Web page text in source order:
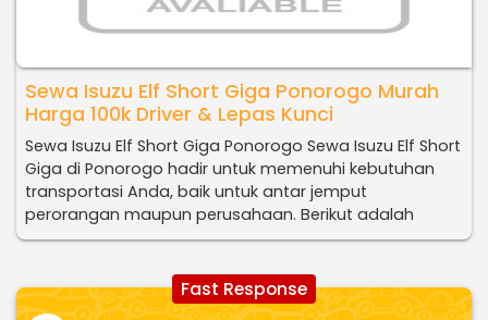
Sewa Isuzu Elf Short Giga Ponorogo Murah
Harga 100k Driver & Lepas Kunci
Sewa Isuzu Elf Short Giga Ponorogo Sewa Isuzu Elf Short
Giga di Ponorogo hadir untuk memenuhi kebutuhan
transportasi Anda, baik untuk antar jemput
perorangan maupun perusahaan. Berikut adalah
Fast Response